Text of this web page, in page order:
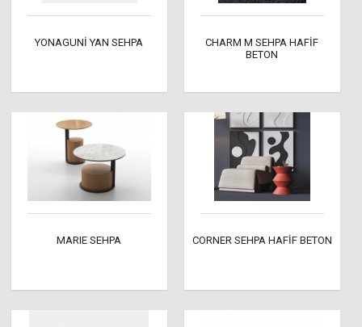
YONAGUNİ YAN SEHPA
CHARM M SEHPA HAFİF
BETON
MARIE SEHPA CORNER SEHPA HAFİF BETON